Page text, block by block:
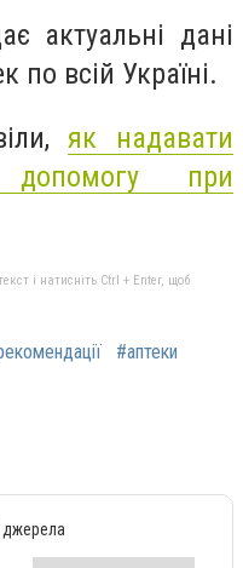
актуальні дані
по всій Україні.
як надавати
при
і натисніть Ctrl + Enter, щоб
#аптеки
джерела